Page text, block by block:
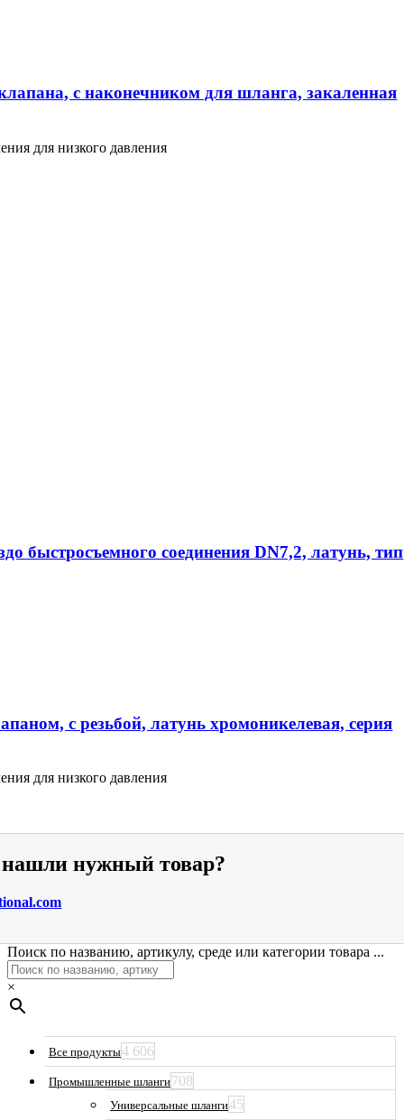
с наконечником для шланга, закаленная
для низкого давления
быстросъемного соединения DN7,2, латунь, тип
с резьбой, латунь хромоникелевая, серия
для низкого давления
нужный товар?
Поиск по названию, артикулу, среде или категории товара ...
×
Все продукты4 606
Промышленные шланги708
Универсальные шланги45